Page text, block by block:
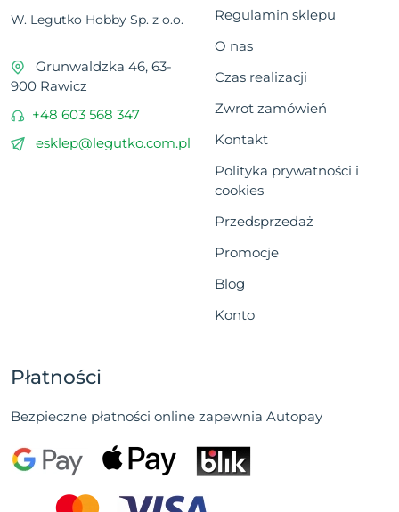
W. Legutko Hobby Sp. z o.o.
Grunwaldzka 46, 63-
900 Rawicz
+48 603 568 347
esklep@legutko.com.pl
Regulamin sklepu
O nas
Czas realizacji
Zwrot zamówień
Kontakt
Polityka prywatności i
cookies
Przedsprzedaż
Promocje
Blog
Konto
Płatności
Bezpieczne płatności online zapewnia Autopay